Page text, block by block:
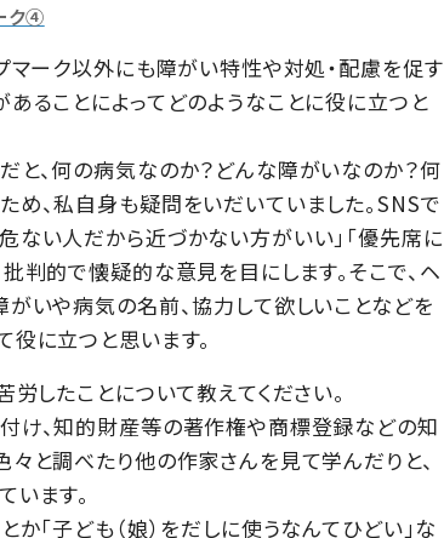
ク④
ーク以外にも障がい特性や対処・配慮を促す
ることによってどのようなことに役に立つと
と、何の病気なのか？どんな障がいなのか？何
め、私自身も疑問をいだいていました。SNSで
ない人だから近づかない方がいい」「優先席に
判的で懐疑的な意見を目にします。そこで、ヘ
いや病気の名前、協力して欲しいことなどを
に立つと思います。
労したことについて教えてください。
け、知的財産等の著作権や商標登録などの知
と調べたり他の作家さんを見て学んだりと、
ます。
「子ども（娘）をだしに使うなんてひどい」な